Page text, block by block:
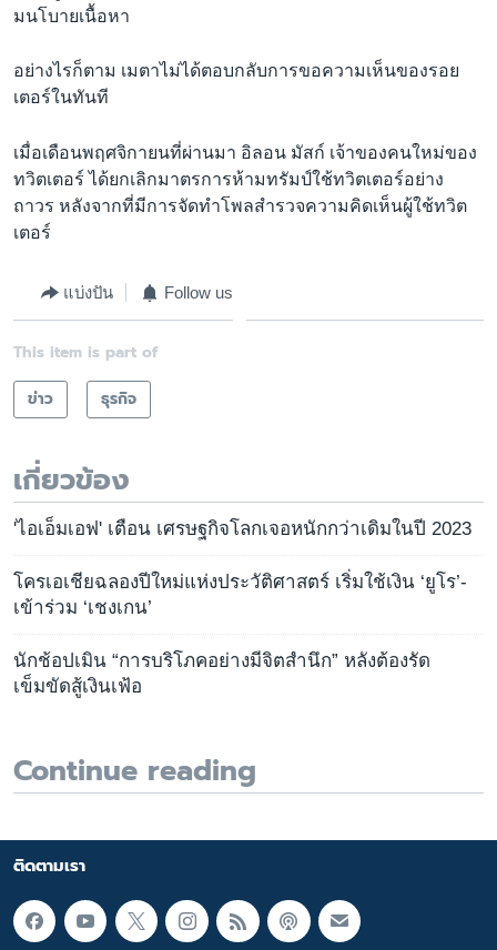
มนโบายเนื้อหา
อย่างไรก็ตาม เมตาไม่ได้ตอบกลับการขอความเห็นของรอย
เตอร์ในทันที
เมื่อเดือนพฤศจิกายนที่ผ่านมา อิลอน มัสก์ เจ้าของคนใหม่ของ
ทวิตเตอร์ ได้ยกเลิกมาตรการห้ามทรัมป์ใช้ทวิตเตอร์อย่าง
ถาวร หลังจากที่มีการจัดทำโพลสำรวจความคิดเห็นผู้ใช้ทวิต
เตอร์
แบ่งปัน Follow us
This item is part of
ข่าว
ธุรกิจ
เกี่ยวข้อง
'ไอเอ็มเอฟ' เตือน เศรษฐกิจโลกเจอหนักกว่าเดิมในปี 2023
โครเอเชียฉลองปีใหม่แห่งประวัติศาสตร์ เริ่มใช้เงิน ‘ยูโร’-
เข้าร่วม ‘เชงเกน’
นักช้อปเมิน “การบริโภคอย่างมีจิตสำนึก” หลังต้องรัด
เข็มขัดสู้เงินเฟ้อ
Continue reading
ติดตามเรา